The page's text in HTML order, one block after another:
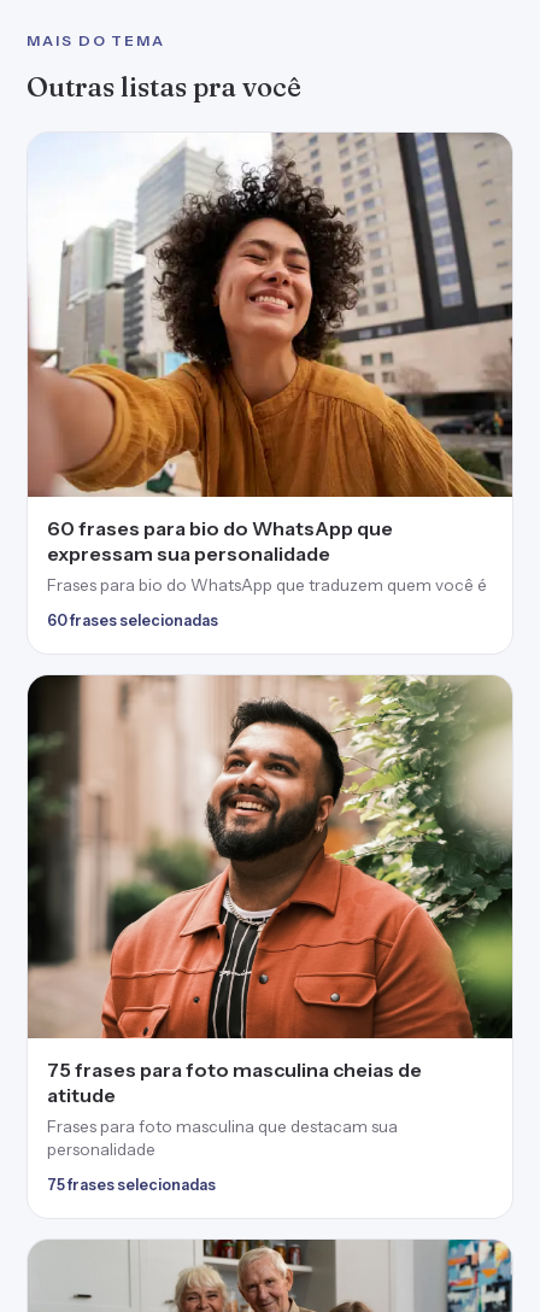
MAIS DO TEMA
Outras listas pra você
60 frases para bio do WhatsApp que
expressam sua personalidade
Frases para bio do WhatsApp que traduzem quem você é
60 frases selecionadas
75 frases para foto masculina cheias de
atitude
Frases para foto masculina que destacam sua
personalidade
75 frases selecionadas